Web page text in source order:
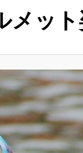
ット